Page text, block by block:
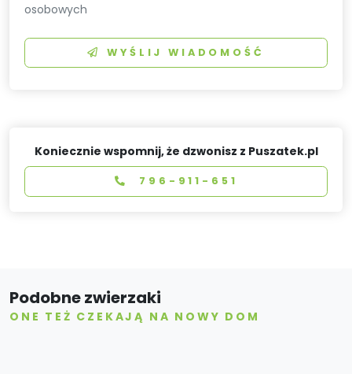
osobowych
WYŚLIJ WIADOMOŚĆ
Koniecznie wspomnij, że dzwonisz z Puszatek.pl
796-911-651
Podobne zwierzaki
ONE TEŻ CZEKAJĄ NA NOWY DOM